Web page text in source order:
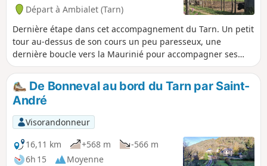
Départ à Ambialet (Tarn)
Dernière étape dans cet accompagnement du Tarn. Un petit
tour au-dessus de son cours un peu paresseux, une
dernière boucle vers la Maurinié pour accompagner ses
circonvolutions et la fin du parcours dans un petit village
tranquille aux portes des zones industrielle et
commerciales d'Albi.
De Bonneval au bord du Tarn par Saint-
André
Visorandonneur
16,11 km
+568 m
-566 m
6h 15
Moyenne